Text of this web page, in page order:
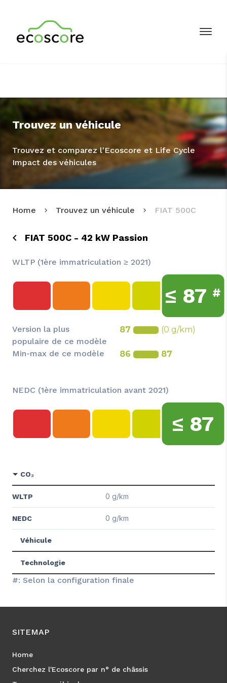
Trouvez un véhicule
Trouvez et comparez l'Ecoscore et Life Cycle
Impact des véhicules
Home Trouvez un véhicule FIAT 500C
FIAT 500C - 42 kW Passion
WLTP (1ère immatriculation ≥ 2021)
≤ 87 #
Version la plus
populaire de ce modèle
87 (0 g/km)
Min-max de ce modèle 86 87
NEDC (1ère immatriculation avant 2021)
≤ 87
CO₂
WLTP 0 g/km
NEDC 0 g/km
Véhicule
Technologie
#: Selon la configuration finale
SITEMAP
Home
Cherchez l'Ecoscore par n° de châssis